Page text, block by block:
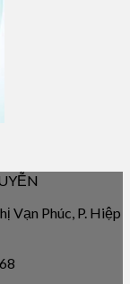
Vạn Phúc, P. Hiệp